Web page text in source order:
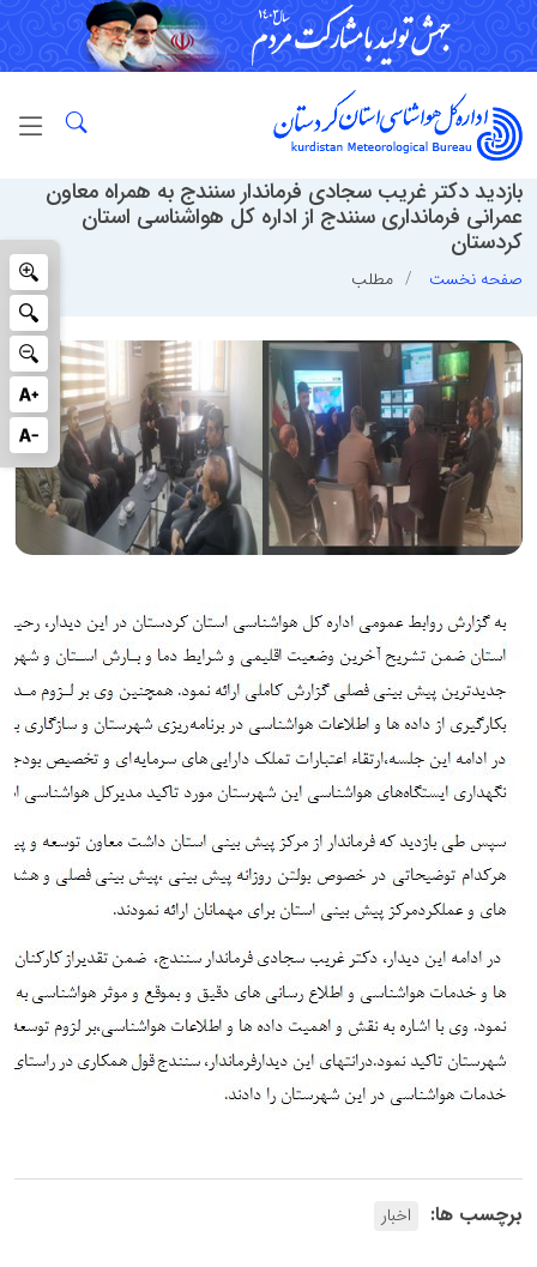
بازدید دکتر غریب سجادی فرماندار سنندج به همراه معاون
عمرانی فرمانداری سنندج از اداره کل هواشناسی استان
کردستان
صفحه نخست مطلب
برچسب ها: اخبار